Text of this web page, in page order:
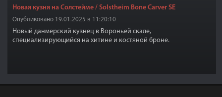
Новая кузня на Солстейме / Solstheim Bone Carver SE
Опубликовано 19.01.2025 в 11:20:10
Новый данмерский кузнец в Вороньей скале,
специализирующийся на хитине и костяной броне.